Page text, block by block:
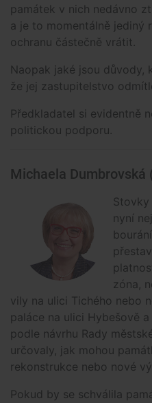
památek v nich nedávno
a je to momentálně jediný
ochranu částečně vrátit.
Naopak jaké jsou důvody,
že jej zastupitelstvo
Předkladatel si evidentně
politickou podporu.
Michaela Dumbrovská
nyní
zóna,
vily na ulici Tichého nebo
paláce na ulici Hybešově
podle návrhu Rady
určovaly, jak mohou
rekonstrukce nebo nové
Pokud by se schválila